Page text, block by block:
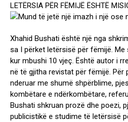
LETËRSIA PËR FËMIJË ËSHTË
Xhahid Bushati është një nga
sa I përket letërsisë për fëmijë.
kur mbushi 10 vjeç. Është autor i
në të gjitha revistat për fëmijë. Për
nderuar me shumë shpërblime,
kombëtare e ndërkombëtare,
Bushati shkruan prozë dhe poezi,
publicistikë e studime të letërsisë